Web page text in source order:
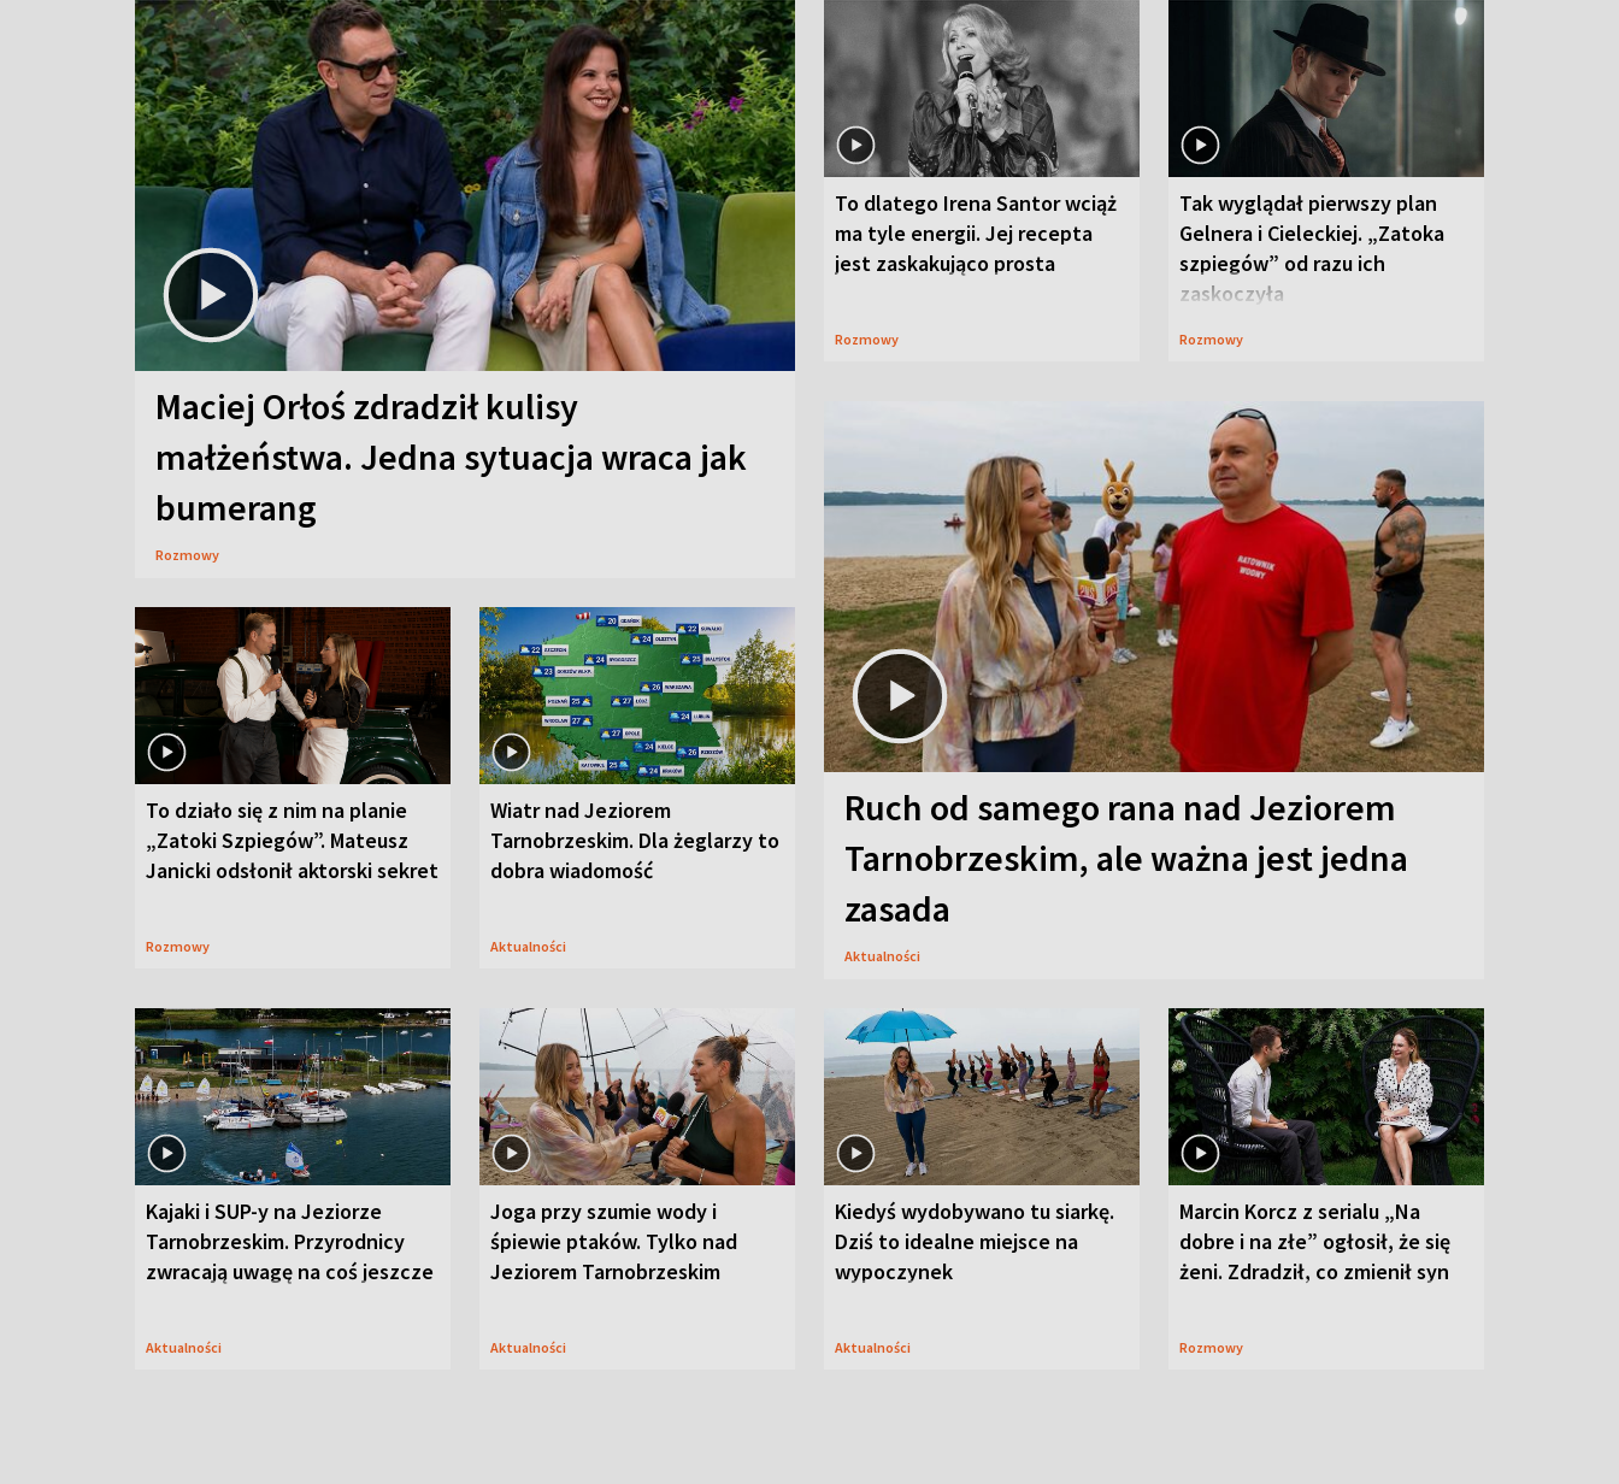
Maciej Orłoś zdradził kulisy
małżeństwa. Jedna sytuacja wraca jak
bumerang
Rozmowy
To dlatego Irena Santor wciąż
ma tyle energii. Jej recepta
jest zaskakująco prosta
Rozmowy
Tak wyglądał pierwszy plan
Gelnera i Cieleckiej. „Zatoka
szpiegów” od razu ich
zaskoczyła
Rozmowy
To działo się z nim na planie
„Zatoki Szpiegów”. Mateusz
Janicki odsłonił aktorski sekret
Rozmowy
Wiatr nad Jeziorem
Tarnobrzeskim. Dla żeglarzy to
dobra wiadomość
Aktualności
Ruch od samego rana nad Jeziorem
Tarnobrzeskim, ale ważna jest jedna
zasada
Aktualności
Kajaki i SUP-y na Jeziorze
Tarnobrzeskim. Przyrodnicy
zwracają uwagę na coś jeszcze
Aktualności
Joga przy szumie wody i
śpiewie ptaków. Tylko nad
Jeziorem Tarnobrzeskim
Aktualności
Kiedyś wydobywano tu siarkę.
Dziś to idealne miejsce na
wypoczynek
Aktualności
Marcin Korcz z serialu „Na
dobre i na złe” ogłosił, że się
żeni. Zdradził, co zmienił syn
Rozmowy